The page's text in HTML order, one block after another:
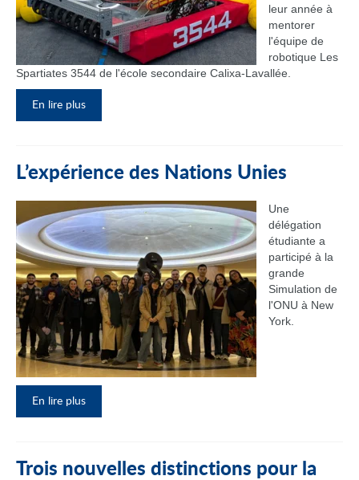
leur année à
mentorer
l'équipe de
robotique Les
Spartiates 3544 de l'école secondaire Calixa-Lavallée.
En lire plus
L’expérience des Nations Unies
Une
délégation
étudiante a
participé à la
grande
Simulation de
l'ONU à New
York.
En lire plus
Trois nouvelles distinctions pour la